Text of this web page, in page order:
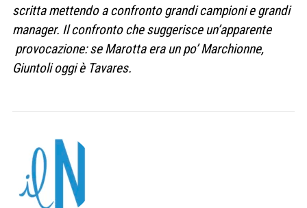
scritta mettendo a confronto grandi campioni e grandi
manager. Il confronto che suggerisce un’apparente
provocazione: se Marotta era un po’ Marchionne,
Giuntoli oggi è Tavares.